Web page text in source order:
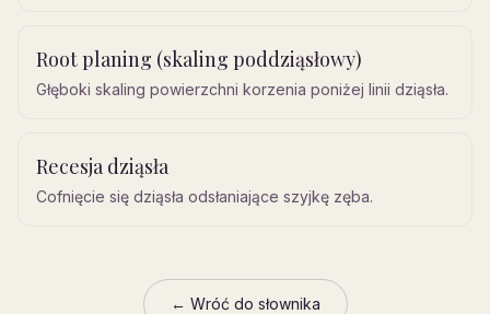
Root planing (skaling poddziąsłowy)
Głęboki skaling powierzchni korzenia poniżej linii dziąsła.
Recesja dziąsła
Cofnięcie się dziąsła odsłaniające szyjkę zęba.
← Wróć do słownika